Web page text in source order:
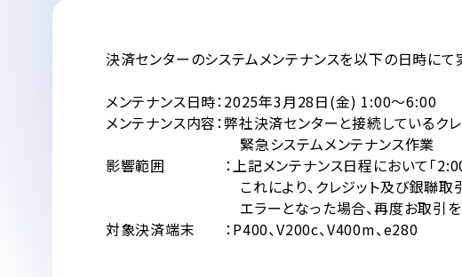
決済センターのシステムメンテナンスを以下の日時にて
メンテナンス日時：2025年3月28日(金) 1:00～6:00
メンテナンス内容：弊社決済センターと接続しているク
緊急システムメンテナンス作業
影響範囲 ：上記メンテナンス日程において「2:00
これにより、クレジット及び銀聯取引に影
エラーとなった場合、再度お取引を実施し
対象決済端末 ：P400、V200c、V400m、e280